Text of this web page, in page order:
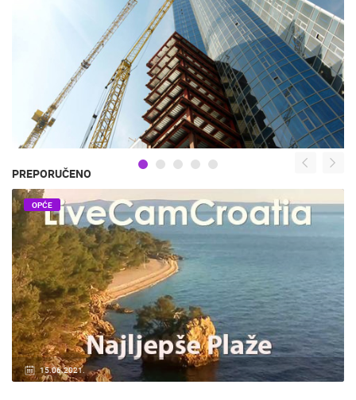
PREPORUČENO
15.06.2021.
OPĆE